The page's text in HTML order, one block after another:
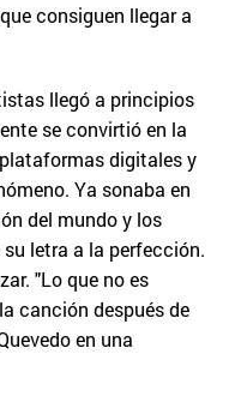
consiguen llegar a
llegó a principios
se convirtió en la
digitales y
Ya sonaba en
del mundo y los
letra a la perfección.
"Lo que no es
canción después de
en una